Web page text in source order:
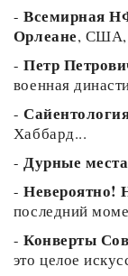
- Всемирная
Орлеане, США,
- Петр
военная
-
Хаббард...
- Дурные
- Невероятно!
последний
- Конверты
это целое